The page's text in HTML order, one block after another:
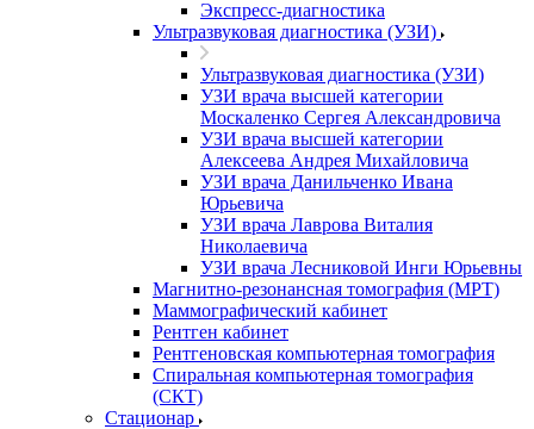
Экспресс-диагностика
Ультразвуковая диагностика (УЗИ)
Ультразвуковая диагностика (УЗИ)
УЗИ врача высшей категории
Москаленко Сергея Александровича
УЗИ врача высшей категории
Алексеева Андрея Михайловича
УЗИ врача Данильченко Ивана
Юрьевича
УЗИ врача Лаврова Виталия
Николаевича
УЗИ врача Лесниковой Инги Юрьевны
Магнитно-резонансная томография (МРТ)
Маммографический кабинет
Рентген кабинет
Рентгеновская компьютерная томография
Спиральная компьютерная томография
(СКТ)
Стационар